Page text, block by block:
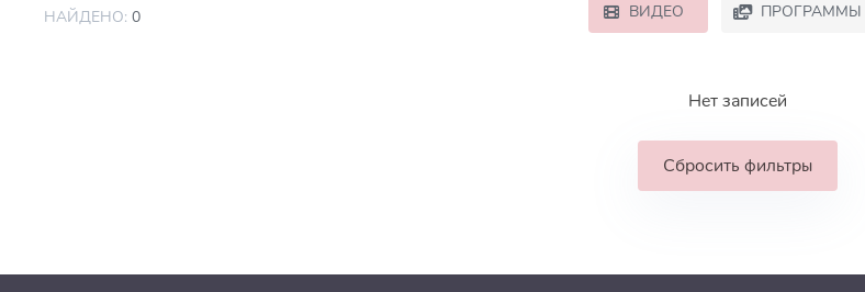
НАЙДЕНО: 0 ВИДЕО ПРОГРАММЫ
Нет записей
Сбросить фильтры